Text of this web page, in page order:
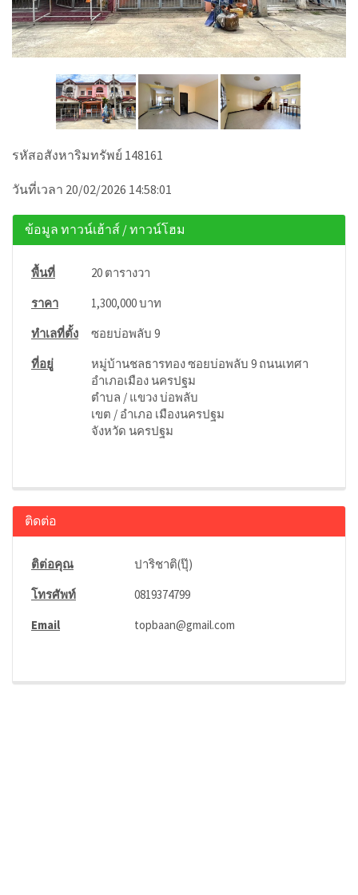
รหัสอสังหาริมทรัพย์ 148161
วันที่เวลา 20/02/2026 14:58:01
ข้อมูล ทาวน์เฮ้าส์ / ทาวน์โฮม
พื้นที่
20 ตารางวา
ราคา
1,300,000 บาท
ทำเลที่ตั้ง
ซอยบ่อพลับ 9
ที่อยู่
หมู่บ้านชลธารทอง ซอยบ่อพลับ 9 ถนนเทศา
อำเภอเมือง นครปฐม
ตำบล / แขวง บ่อพลับ
เขต / อำเภอ เมืองนครปฐม
จังหวัด นครปฐม
ติดต่อ
ติต่อคุณ
ปาริชาติ(ปุ๊)
โทรศัพท์
0819374799
Email
topbaan@gmail.com